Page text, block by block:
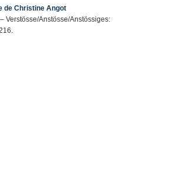
de Christine Angot
Verstösse/Anstösse/Anstössiges: